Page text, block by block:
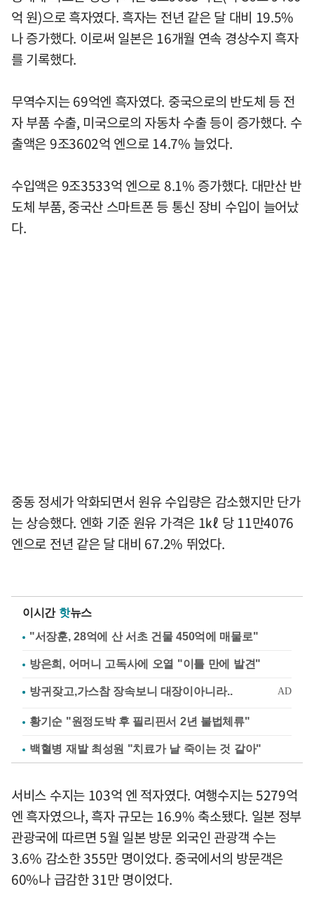
억 원)으로 흑자였다. 흑자는 전년 같은 달 대비 19.5%
나 증가했다. 이로써 일본은 16개월 연속 경상수지 흑자
를 기록했다.
무역수지는 69억엔 흑자였다. 중국으로의 반도체 등 전
자 부품 수출, 미국으로의 자동차 수출 등이 증가했다. 수
출액은 9조3602억 엔으로 14.7% 늘었다.
수입액은 9조3533억 엔으로 8.1% 증가했다. 대만산 반
도체 부품, 중국산 스마트폰 등 통신 장비 수입이 늘어났
다.
중동 정세가 악화되면서 원유 수입량은 감소했지만 단가
는 상승했다. 엔화 기준 원유 가격은 1㎘ 당 11만4076
엔으로 전년 같은 달 대비 67.2% 뛰었다.
이시간 핫뉴스
"서장훈, 28억에 산 서초 건물 450억에 매물로"
방은희, 어머니 고독사에 오열 "이틀 만에 발견"
황기순 "원정도박 후 필리핀서 2년 불법체류"
백혈병 재발 최성원 "치료가 날 죽이는 것 같아"
서비스 수지는 103억 엔 적자였다. 여행수지는 5279억
엔 흑자였으나, 흑자 규모는 16.9% 축소됐다. 일본 정부
관광국에 따르면 5월 일본 방문 외국인 관광객 수는
3.6% 감소한 355만 명이었다. 중국에서의 방문객은
60%나 급감한 31만 명이었다.